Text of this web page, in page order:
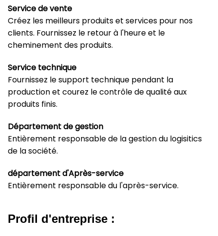
Service de vente
Créez les meilleurs produits et services pour nos
clients. Fournissez le retour à l'heure et le
cheminement des produits.
Service technique
Fournissez le support technique pendant la
production et courez le contrôle de qualité aux
produits finis.
Département de gestion
Entièrement responsable de la gestion du logisitics
de la société.
département d'Après-service
Entièrement responsable du l'après-service.
Profil d'entreprise :